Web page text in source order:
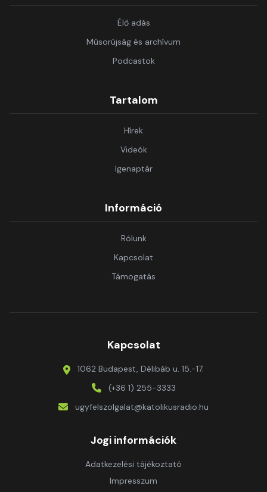
Élő adás
Műsorújság és archívum
Podcastok
Tartalom
Hírek
Videók
Igenaptár
Információ
Rólunk
Kapcsolat
Támogatás
Kapcsolat
1062 Budapest, Délibáb u. 15.-17.
(+36 1) 255-3333
ugyfelszolgalat@katolikusradio.hu
Jogi információk
Adatkezelési tájékoztató
Impresszum